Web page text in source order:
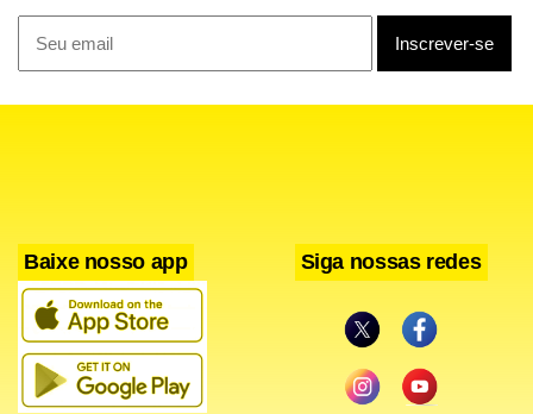
Baixe nosso app Siga nossas redes